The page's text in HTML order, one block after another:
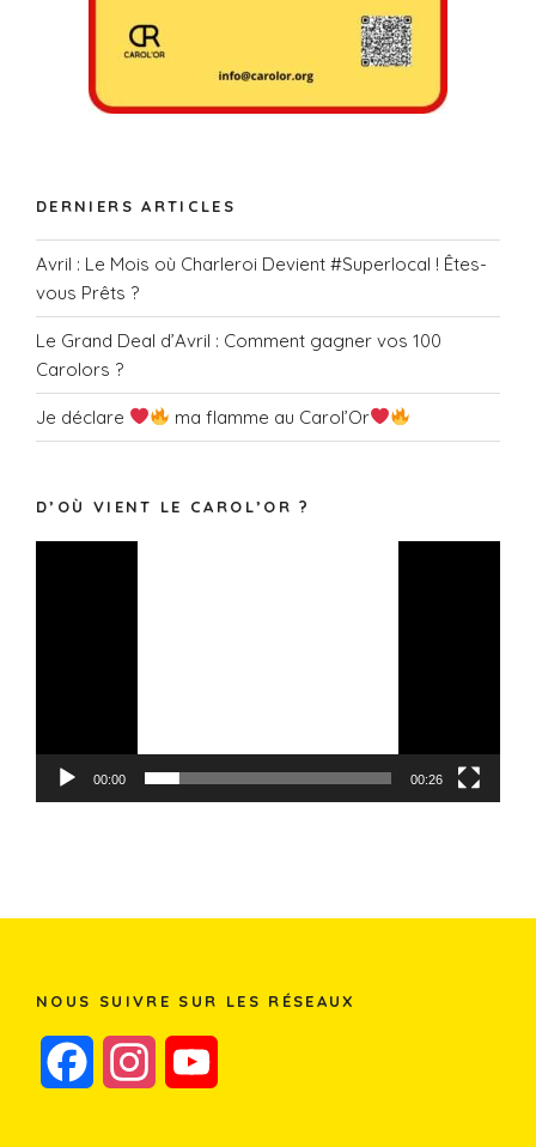
DERNIERS ARTICLES
Avril : Le Mois où Charleroi Devient #Superlocal ! Êtes-
vous Prêts ?
Le Grand Deal d’Avril : Comment gagner vos 100
Carolors ?
Je déclare ma flamme au Carol’Or
D’OÙ VIENT LE CAROL’OR ?
00:00 00:26
NOUS SUIVRE SUR LES RÉSEAUX